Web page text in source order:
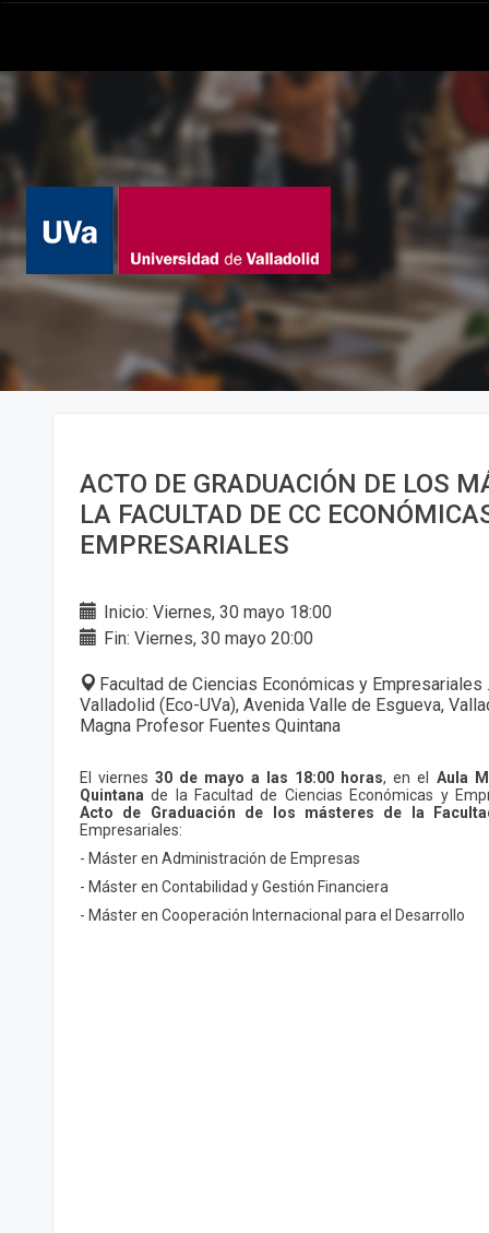
ACTO DE GRADUACIÓN DE LOS
LA FACULTAD DE CC
EMPRESARIALES
Inicio: Viernes, 30 mayo 18:00
Fin: Viernes, 30 mayo 20:00
Facultad de Ciencias Económicas y Empresariales
Valladolid (Eco-UVa), Avenida Valle de Esgueva,
Magna Profesor Fuentes Quintana
El viernes30 de mayo a las 18:00 horas, en el Aula
Quintana de la Facultad de Ciencias Económicas y
Acto de Graduación de los másteres de la
Empresariales:
- Máster en Administración de Empresas
- Máster en Contabilidad y Gestión Financiera
- Máster en Cooperación Internacional para el Desarrollo